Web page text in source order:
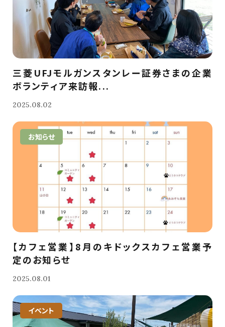
三菱UFJモルガンスタンレー証券さまの企業
ボランティア来訪報...
2025.08.02
お知らせ
【カフェ営業】8月のキドックスカフェ営業予
定のお知らせ
2025.08.01
イベント